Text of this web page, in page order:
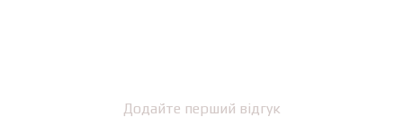
Додайте перший відгук